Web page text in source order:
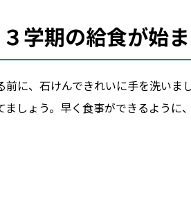
３学期の給食が始
に、石けんできれいに手を洗いま
しょう。早く食事ができるように